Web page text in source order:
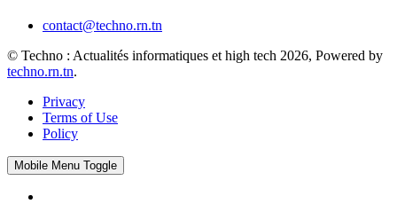
contact@techno.rn.tn
© Techno : Actualités informatiques et high tech 2026, Powered by
techno.rn.tn.
Privacy
Terms of Use
Policy
Mobile Menu Toggle